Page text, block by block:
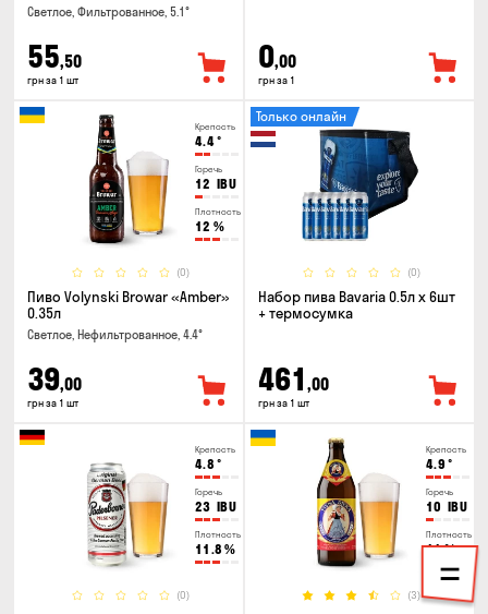
Светлое, Фильтрованное, 5.1°
55,50
грн за 1 шт
0,00
грн за 1
Крепость
4.4°
Горечь
12 IBU
Плотность
12 %
(0)
Пиво Volynski Browar «Amber»
0.35л
Светлое, Нефильтрованное, 4.4°
39,00
грн за 1 шт
(0)
Только онлайн
Набор пива Bavaria 0.5л х 6шт
+ термосумка
461 ,00
грн за 1 шт
Крепость
4.8 °
Горечь
23 IBU
Плотность
11.8 %
(0)
Крепость
4.9 °
Горечь
10 IBU
Плотность
11%
(3)